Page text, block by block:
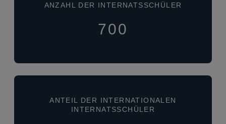
ANZAHL DER INTERNATSSCHÜLER
700
ANTEIL DER INTERNATIONALEN
INTERNATSSCHÜLER